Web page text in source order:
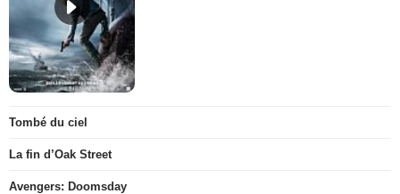
Tombé du ciel
La fin d’Oak Street
Avengers: Doomsday